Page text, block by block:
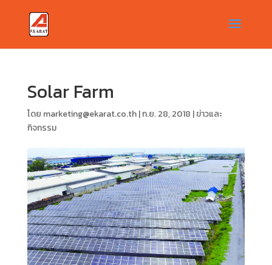
Solar Farm
โดย marketing@ekarat.co.th|ก.ย. 28, 2018 |ข่าวและ
กิจกรรม